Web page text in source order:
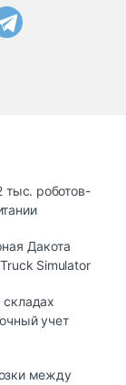
тыс. роботов-
Дакота
Simulator
учет
между